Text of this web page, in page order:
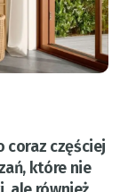
coraz częściej
które nie